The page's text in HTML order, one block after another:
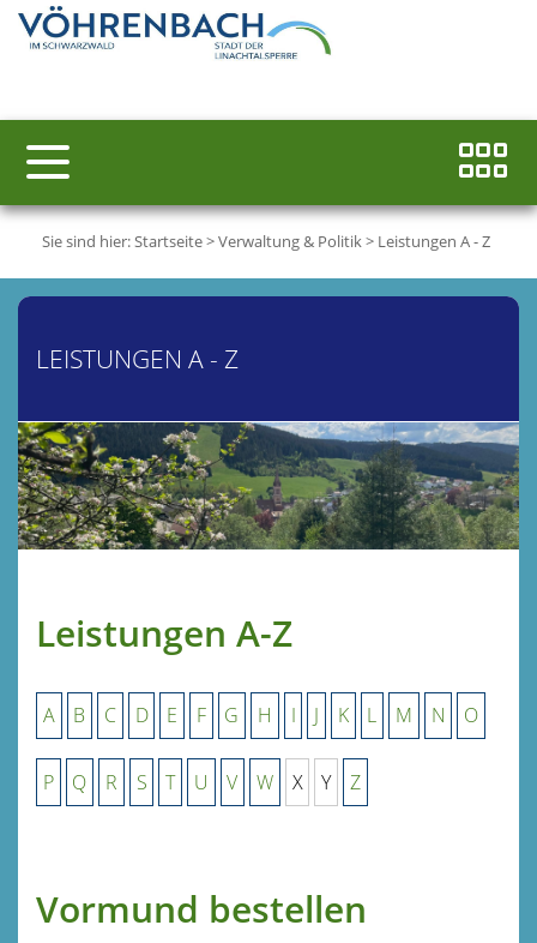
Sie sind hier:Startseite>Verwaltung & Politik> Leistungen A - Z
LEISTUNGEN A - Z
Leistungen A-Z
A B C D E F G H I J K L M N O
P Q R S T U V W X Y Z
Vormund bestellen